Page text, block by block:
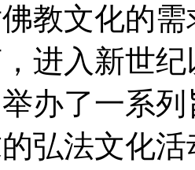
教文化的
进入新世
办了一系
弘法文化